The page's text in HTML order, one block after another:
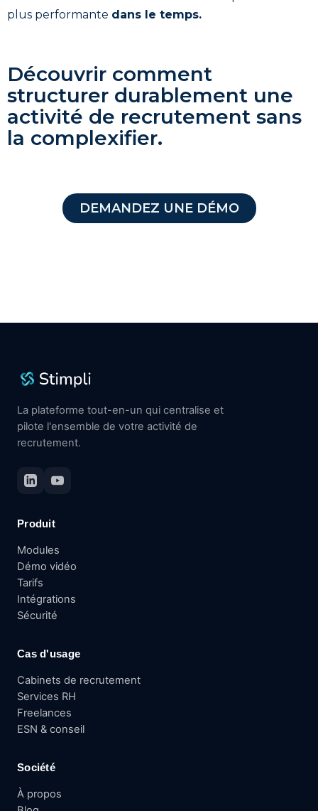
plus performante dans le temps.
Découvrir comment
structurer durablement une
activité de recrutement sans
la complexifier.
DEMANDEZ UNE DÉMO
La plateforme tout-en-un qui centralise et
pilote l'ensemble de votre activité de
recrutement.
Produit
Modules
Démo vidéo
Tarifs
Intégrations
Sécurité
Cas d'usage
Cabinets de recrutement
Services RH
Freelances
ESN & conseil
Société
À propos